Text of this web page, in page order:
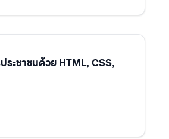
ระชาชนด้วย HTML, CSS,